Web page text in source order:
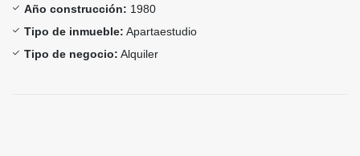
Año construcción: 1980
Tipo de inmueble: Apartaestudio
Tipo de negocio: Alquiler